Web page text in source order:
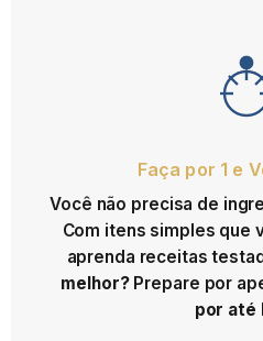
Faça por 1 e
Você não precisa de
Com itens simples que
aprenda receitas
melhor?Prepare por
por até